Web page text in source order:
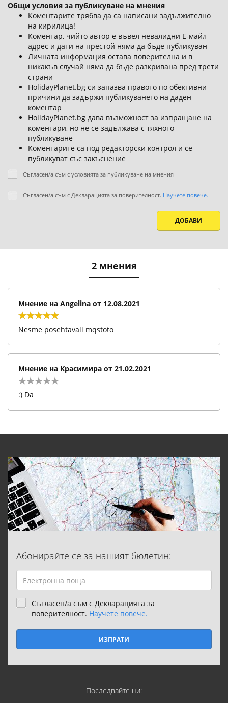
Общи условия за публикуване на мнения
Коментарите трябва да са написани задължително
на кирилица!
Коментар, чийто автор е въвел невалидни Е-майл
адрес и дати на престой няма да бъде публикуван
Личната информация остава поверителна и в
никакъв случай няма да бъде разкривана пред трети
страни
HolidayPlanet.bg си запазва правото по обективни
причини да задържи публикуването на даден
коментар
HolidayPlanet.bg дава възможност за изпращане на
коментари, но не се задължава с тяхното
публикуване
Коментарите са под редакторски контрол и се
публикуват със закъснение
Съгласен/а съм с условията за публикуване на мнения
Съгласен/а съм с Декларацията за поверителност. Научете повече.
ДОБАВИ
2 мнения
Мнение на Angelina от 12.08.2021
Nesme posehtavali mqstoto
Мнение на Красимира от 21.02.2021
:) Da
Абонирайте се за нашият бюлетин:
Съгласен/а съм с Декларацията за
поверителност. Научете повече.
ИЗПРАТИ
Последвайте ни: